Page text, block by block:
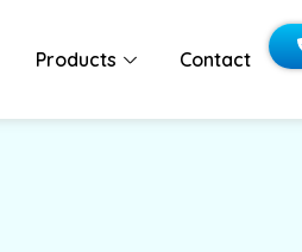
Products Contact